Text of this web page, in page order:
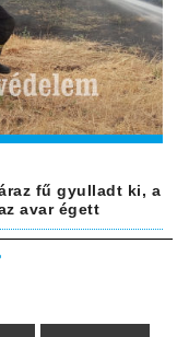
fű gyulladt ki, a
avar égett